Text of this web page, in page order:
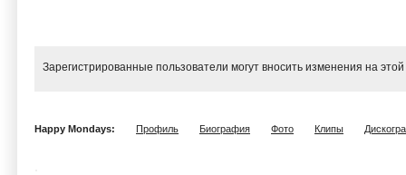
Зарегистрированные пользователи могут вносить изменения на
Happy Mondays: Профиль Биография Фото Клипы